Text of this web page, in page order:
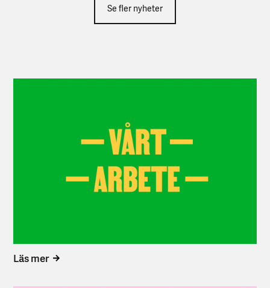
Se fler nyheter
Läs mer